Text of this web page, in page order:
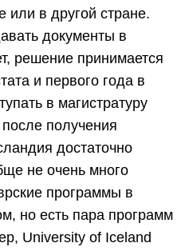
или в другой стране.
документы в
решение принимается
и первого года в
в магистратуру
получения
достаточно
не очень много
программы в
но есть пара программ
University of Iceland